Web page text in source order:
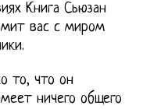
Книга Сьюзан
вас с миром
то, что он
ничего общего